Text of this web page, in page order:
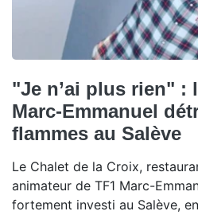
"Je n’ai plus rien" :
Marc-Emmanuel
flammes au Salève
Le Chalet de la Croix,
animateur de TF1 Marc-
fortement investi au Salève,